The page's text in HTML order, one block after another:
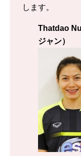
します。
Thatdao
ジャン）